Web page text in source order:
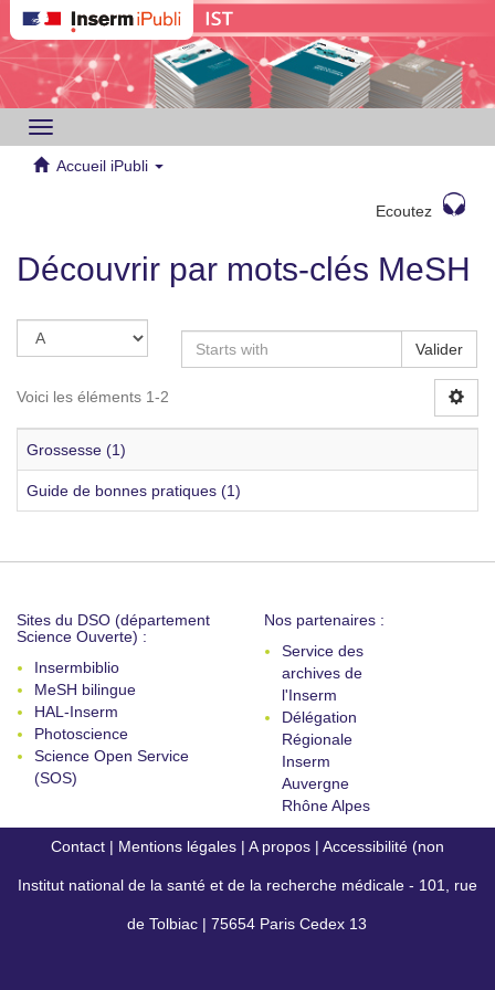
Toggle
navigation
Accueil iPubli
Ecoutez
Découvrir par mots-clés MeSH
Valider
Voici les éléments 1-2
Grossesse (1)
Guide de bonnes pratiques (1)
Sites du DSO (département
Science Ouverte) :
Insermbiblio
MeSH bilingue
HAL-Inserm
Photoscience
Science Open Service
(SOS)
Nos partenaires :
Service des
archives de
l'Inserm
Délégation
Régionale
Inserm
Auvergne
Rhône Alpes
Contact | Mentions légales | A propos | Accessibilité (non
conforme)
Institut national de la santé et de la recherche médicale - 101, rue
de Tolbiac | 75654 Paris Cedex 13